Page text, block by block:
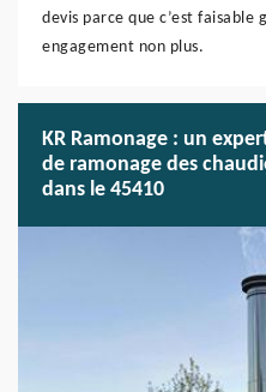
devis parce que c’est faisable
engagement non plus.
KR Ramonage : un
de ramonage des
dans le 45410